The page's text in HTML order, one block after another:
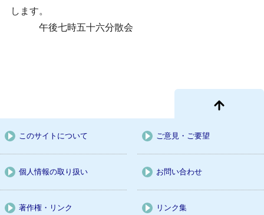
します。
午後七時五十六分散会
このサイトについて ご意見・ご要望
個人情報の取り扱い お問い合わせ
著作権・リンク リンク集